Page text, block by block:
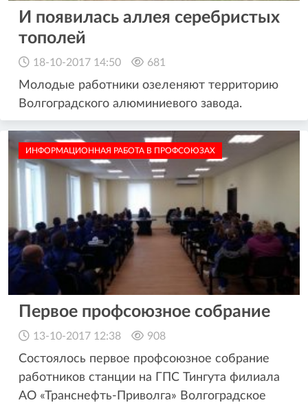
И появилась аллея серебристых
тополей
18-10-2017 14:50 681
Молодые работники озеленяют территорию
Волгоградского алюминиевого завода.
ИНФОРМАЦИОННАЯ РАБОТА В ПРОФСОЮЗАХ
Первое профсоюзное собрание
13-10-2017 12:38 908
Cостоялось первое профсоюзное собрание
работников станции на ГПС Тингута филиала
АО «Транснефть-Приволга» Волгоградское